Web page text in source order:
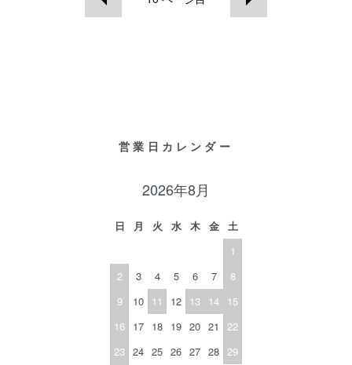
営業日カレンダー
2026年8月
日 月 火 水 木 金
土
1
2
3 4 5 6 7
8
9
10 11 12 13 14
15
16 17 18 19 20 21
22
23 24 25 26 27 28 29